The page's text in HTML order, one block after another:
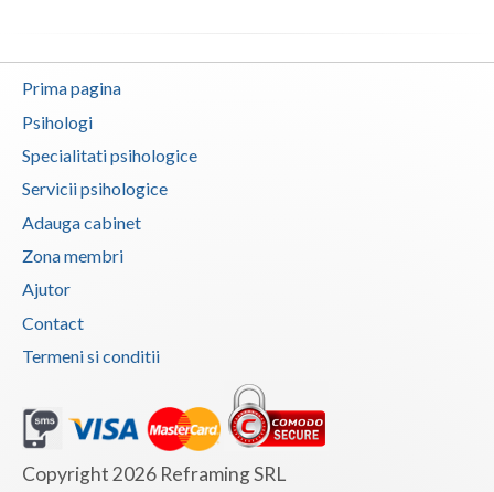
Suceava
Teleorman
Tulcea
Valcea
Prima pagina
Psihologi
Specialitati psihologice
Servicii psihologice
Adauga cabinet
Zona membri
Ajutor
Contact
Termeni si conditii
Copyright 2026 Reframing SRL